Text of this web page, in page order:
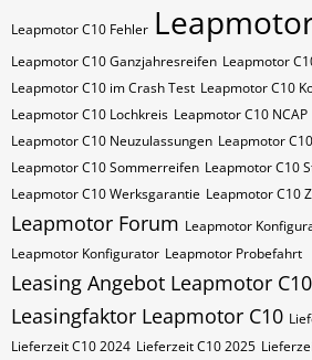
Leapmotor C10 Fehler
Leapmotor C10 Ganzjahresreifen Leapmotor
Leapmotor C10 im Crash Test Leapmotor C10
Leapmotor C10 Lochkreis Leapmotor C10 NCAP
Leapmotor C10 Neuzulassungen Leapmotor
Leapmotor C10 Sommerreifen Leapmotor C10
Leapmotor C10 Werksgarantie Leapmotor C10
Leapmotor Forum Leapmotor
Leapmotor Konfigurator Leapmotor Probefahrt
Leasing Angebot Leapmotor C10
Leasingfaktor Leapmotor C10
Lieferzeit C10 2024 Lieferzeit C10 2025